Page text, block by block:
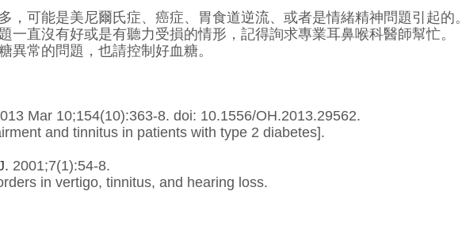
，可能是美尼爾氏症、癌症、胃食道逆流、或者是情緒精神問題引起的。
一直沒有好或是有聽力受損的情形，記得詢求專業耳鼻喉科醫師幫忙。
異常的問題，也請控制好血糖。
Mar 10;154(10):363-8. doi: 10.1556/OH.2013.29562.
and tinnitus in patients with type 2 diabetes].
2001;7(1):54-8.
in vertigo, tinnitus, and hearing loss.